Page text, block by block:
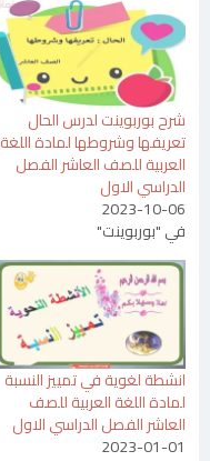
شرح بوربوينت لدرس الحال
تعريفها وشروطها لمادة اللغة
العربية للصف العاشر الفصل
الدراسي الاول
2023-10-06
في "بوربوينت"
انشطة لغوية في تمييز النسبة
لمادة اللغة العربية للصف
العاشر الفصل الدراسي الاول
2023-01-01